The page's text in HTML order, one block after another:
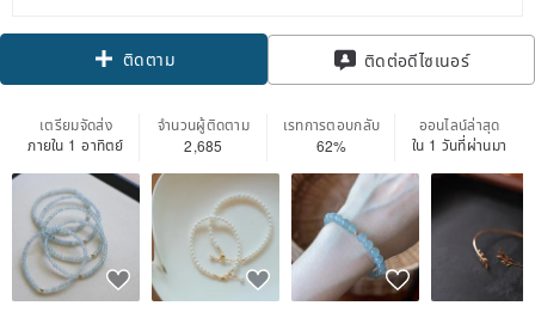
ติดตาม ติดต่อดีไซเนอร์
เตรียมจัดส่ง
ภายใน 1 อาทิตย์
จำนวนผู้ติดตาม
2,685
เรทการตอบกลับ
62%
ออนไลน์ล่าสุด
ใน 1 วันที่ผ่านมา